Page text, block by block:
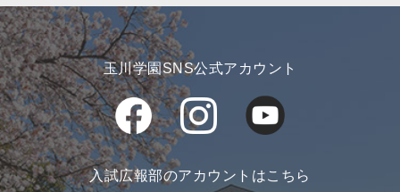
玉川学園SNS公式アカウント
入試広報部のアカウントはこちら